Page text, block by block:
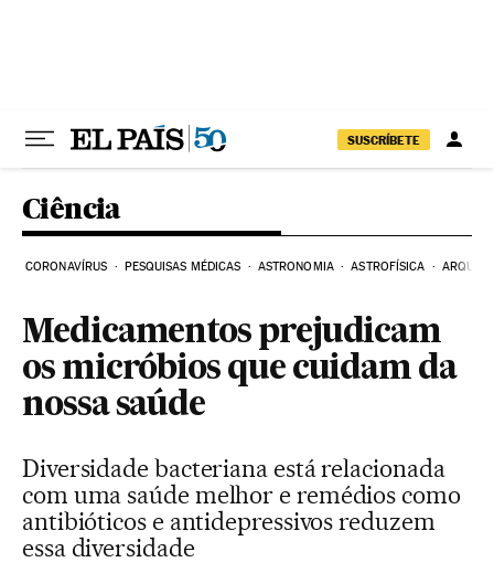
SUSCRÍBETE
Ciência
CORONAVÍRUS PESQUISAS MÉDICAS ASTRONOMIA ASTROFÍSICA
Medicamentos prejudicam
os micróbios que cuidam da
nossa saúde
Diversidade bacteriana está relacionada
com uma saúde melhor e remédios como
antibióticos e antidepressivos reduzem
essa diversidade